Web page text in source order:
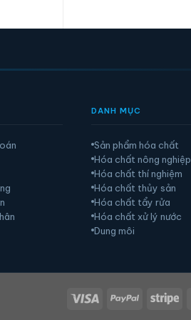
DANH MỤC
Sản phẩm hóa chất
Hóa chất nông nghiệp
Hóa chất thí nghiệm
Hóa chất thủy sản
Hóa chất tẩy rửa
Hóa chất xử lý nước
Dung môi